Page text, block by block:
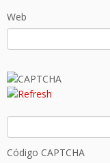
Web
Código CAPTCHA